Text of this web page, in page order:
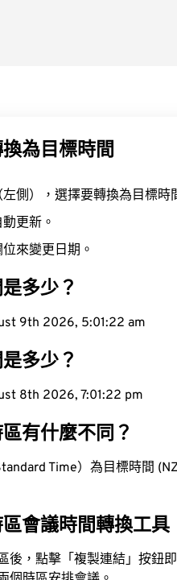
為目標時間
側），選擇要轉換為目標時
更新。
來變更日期。
多少？
9th 2026, 5:01:23 am
多少？
8th 2026, 7:01:23 pm
有什麼不同？
Time）為目標時間
會議時間轉換工具
後，點擊「複製連結」按鈕